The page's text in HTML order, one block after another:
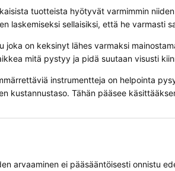
tuotteista hyötyvät varmimmin
laskemiseksi sellaisiksi, että he varmasti
joka on keksinyt lähes varmaksi
mitä pystyy ja pidä suutaan visusti
instrumentteja on helpointa
kustannustaso. Tähän pääsee
arvaaminen ei pääsääntöisesti onnistu